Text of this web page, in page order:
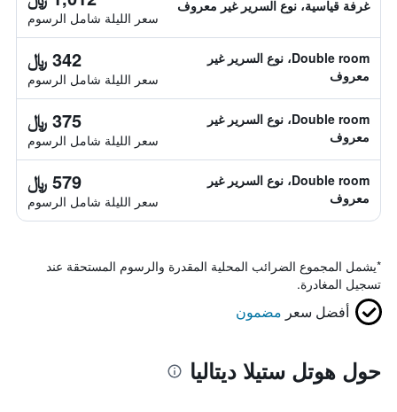
غرفة قياسية، نوع السرير غير معروف
سعر الليلة شامل الرسوم
Double room، نوع السرير غير
معروف
342 ﷼
سعر الليلة شامل الرسوم
Double room، نوع السرير غير
معروف
375 ﷼
سعر الليلة شامل الرسوم
Double room، نوع السرير غير
معروف
579 ﷼
سعر الليلة شامل الرسوم
*يشمل المجموع الضرائب المحلية المقدرة والرسوم المستحقة عند
تسجيل المغادرة.
أفضل سعر مضمون
حول هوتل ستيلا ديتاليا